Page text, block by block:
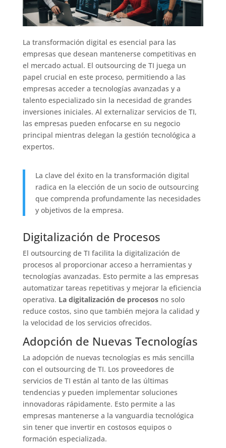
La transformación digital es esencial para las
empresas que desean mantenerse competitivas en
el mercado actual. El outsourcing de TI juega un
papel crucial en este proceso, permitiendo a las
empresas acceder a tecnologías avanzadas y a
talento especializado sin la necesidad de grandes
inversiones iniciales. Al externalizar servicios de TI,
las empresas pueden enfocarse en su negocio
principal mientras delegan la gestión tecnológica a
expertos.
La clave del éxito en la transformación digital
radica en la elección de un socio de outsourcing
que comprenda profundamente las necesidades
y objetivos de la empresa.
Digitalización de Procesos
El outsourcing de TI facilita la digitalización de
procesos al proporcionar acceso a herramientas y
tecnologías avanzadas. Esto permite a las empresas
automatizar tareas repetitivas y mejorar la eficiencia
operativa. La digitalización de procesosno solo
reduce costos, sino que también mejora la calidad y
la velocidad de los servicios ofrecidos.
Adopción de Nuevas Tecnologías
La adopción de nuevas tecnologías es más sencilla
con el outsourcing de TI. Los proveedores de
servicios de TI están al tanto de las últimas
tendencias y pueden implementar soluciones
innovadoras rápidamente. Esto permite a las
empresas mantenerse a la vanguardia tecnológica
sin tener que invertir en costosos equipos o
formación especializada.